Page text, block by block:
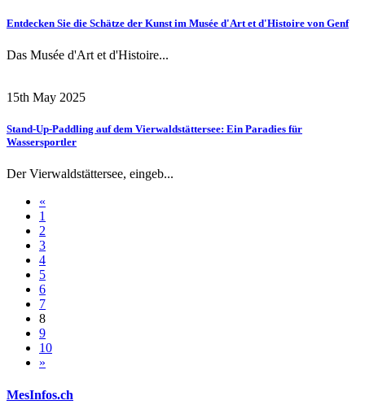
Entdecken Sie die Schätze der Kunst im Musée d'Art et d'Histoire von Genf
Das Musée d'Art et d'Histoire...
15th May 2025
Stand-Up-Paddling auf dem Vierwaldstättersee: Ein Paradies für
Wassersportler
Der Vierwaldstättersee, eingeb...
«
1
2
3
4
5
6
7
8
9
10
»
MesInfos.ch